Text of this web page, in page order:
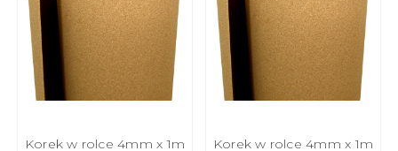
Korek w rolce 4mm x 1m
Korek w rolce 4mm x 1m